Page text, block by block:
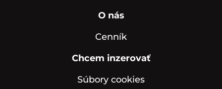
O nás
Cenník
Chcem inzerovať
Súbory cookies